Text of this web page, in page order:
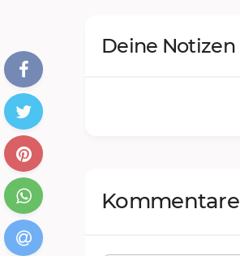
Deine Notizen
Kommentare